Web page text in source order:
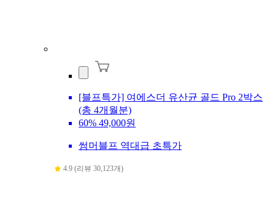
[블프특가] 여에스더 유산균 골드 Pro 2박스
(총 4개월분)
60% 49,000원
썸머블프 역대급 초특가
4.9 (리뷰 30,123개)